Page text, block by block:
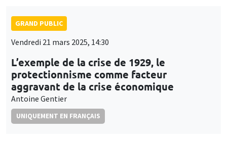
GRAND PUBLIC
Vendredi 21 mars 2025, 14:30
L’exemple de la crise de 1929, le
protectionnisme comme facteur
aggravant de la crise économique
Antoine Gentier
UNIQUEMENT EN FRANÇAIS